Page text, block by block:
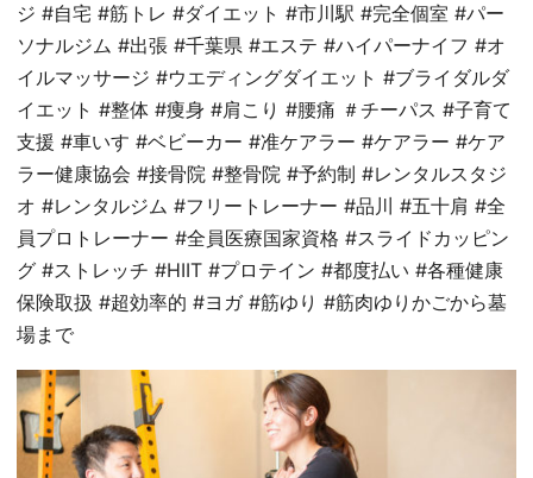
ジ #自宅 #筋トレ #ダイエット #市川駅 #完全個室 #パー
ソナルジム #出張 #千葉県 #エステ #ハイパーナイフ #オ
イルマッサージ #ウエディングダイエット #ブライダルダ
イエット #整体 #痩身 #肩こり #腰痛 ＃チーパス #子育て
支援 #車いす #ベビーカー #准ケアラー #ケアラー #ケア
ラー健康協会 #接骨院 #整骨院 #予約制 #レンタルスタジ
オ #レンタルジム #フリートレーナー #品川 #五十肩 #全
員プロトレーナー #全員医療国家資格 #スライドカッピン
グ #ストレッチ #HIIT #プロテイン #都度払い #各種健康
保険取扱 #超効率的 #ヨガ #筋ゆり #筋肉ゆりかごから墓
場まで